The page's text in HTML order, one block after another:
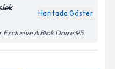
Haritada Göster
A Blok Daire:95